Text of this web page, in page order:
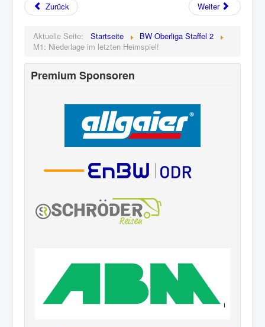
Zurück Weiter
Aktuelle Seite: Startseite
BW Oberliga Staffel 2
M1: Niederlage im letzten Heimspiel!
Premium Sponsoren